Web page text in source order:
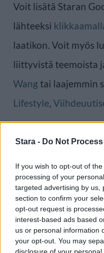
Stara - Do Not
If you wish to opt-out of
processing of your
targeted advertising by us,
section to confirm your
opt-out request is
interest-based ads based
us or personal information
your opt-out. You may
disclosure of your
Voit lisätä Staran
lähteeksi
laatikon. Voit myös
liittyvistä teemoista
Wangtai laajemmin
Lifestyle,